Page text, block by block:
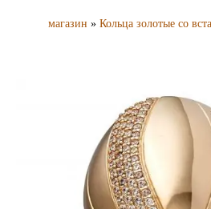
магазин » Кольца золотые со